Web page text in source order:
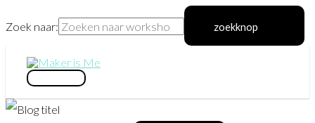
Zoek naar: zoekknop
de
hoofdmenu